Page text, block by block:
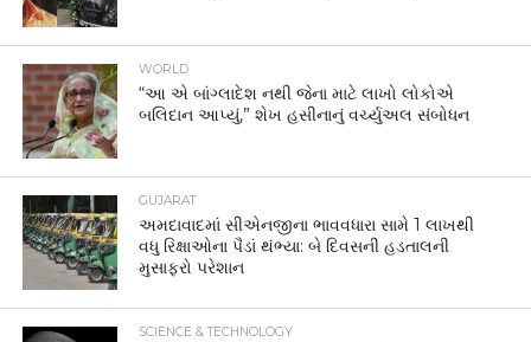
WORLD
“આ એ બાંગ્લાદેશ નથી જેના માટે લાખો લોકોએ
બલિદાન આપ્યું,” શેખ હસીનાનું વર્ચ્યુઅલ સંબોધન
GUJARAT
અમદાવાદમાં સીએનજીના ભાવવધારા સામે 1 લાખથી
વધુ રિક્ષાઓના પૈડાં થંભ્યા: બે દિવસની હડતાલની
મુસાફરો પરેશાન
SCIENCE & TECHNOLOGY